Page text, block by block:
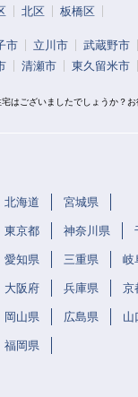
北区 板橋区
市 立川市
武蔵野市
清瀬市 東久留米市
はございましたでしょうか？
北海道 宮城県
東京都 神奈川県
愛知県 三重県 岐
大阪府 兵庫県 京
岡山県 広島県 山
福岡県